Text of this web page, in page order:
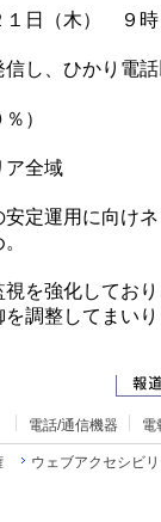
１日（木） ９時
し、ひかり電
）
ア全域
安定運用に向け
を強化してお
調整してまい
電話/通信機器 電
ウェブアクセシビ